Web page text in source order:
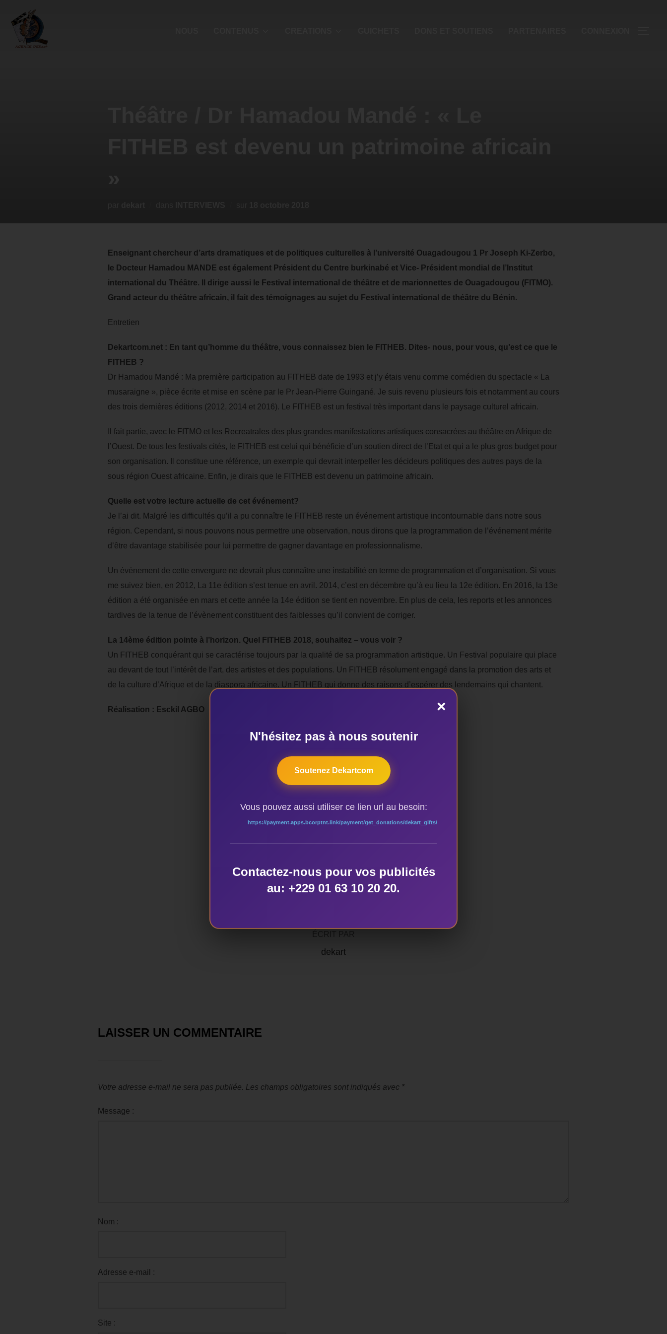
Enseignant chercheur d’arts dramatiques et de politiques culturelles à l’université Ouagadougou 1 Pr Joseph Ki-Zerbo,
le Docteur Hamadou MANDE est également Président du Centre burkinabé et Vice- Président mondial de l’Institut
international du Théâtre. Il dirige aussi le Festival international de théâtre et de marionnettes de Ouagadougou (FITMO).
Grand acteur du théâtre africain, il fait des témoignages au sujet du Festival international de théâtre du Bénin.
Entretien
Dekartcom.net : En tant qu’homme du théâtre, vous connaissez bien le FITHEB. Dites- nous, pour vous, qu’est ce que le
FITHEB ?
Dr Hamadou Mandé : Ma première participation au FITHEB date de 1993 et j’y étais venu comme comédien du spectacle « La
musaraigne », pièce écrite et mise en scène par le Pr Jean-Pierre Guingané. Je suis revenu plusieurs fois et notamment au cours
des trois dernières éditions (2012, 2014 et 2016). Le FITHEB est un festival très important dans le paysage culturel africain.
Il fait partie, avec le FITMO et les Recreatrales des plus grandes manifestations artistiques consacrées au théâtre en Afrique de
l’Ouest. De tous les festivals cités, le FITHEB est celui qui bénéficie d’un soutien direct de l’Etat et qui a le plus gros budget pour
son organisation. Il constitue une référence, un exemple qui devrait interpeller les décideurs politiques des autres pays de la
sous région Ouest africaine. Enfin, je dirais que le FITHEB est devenu un patrimoine africain.
Quelle est votre lecture actuelle de cet événement?
Je l’ai dit. Malgré les difficultés qu’il a pu connaître le FITHEB reste un événement artistique incontournable dans notre sous
région. Cependant, si nous pouvons nous permettre une observation, nous dirons que la programmation de l’événement mérite
d’être davantage stabilisée pour lui permettre de gagner davantage en professionnalisme.
Un événement de cette envergure ne devrait plus connaître une instabilité en terme de programmation et d’organisation. Si vous
me suivez bien, en 2012, La 11e édition s’est tenue en avril. 2014, c’est en décembre qu’à eu lieu la 12e édition. En 2016, la 13e
édition a été organisée en mars et cette année la 14e édition se tient en novembre. En plus de cela, les reports et les annonces
tardives de la tenue de l’évènement constituent des faiblesses qu’il convient de corriger.
La 14ème édition pointe à l’horizon. Quel FITHEB 2018, souhaitez – vous voir ?
Un FITHEB conquérant qui se caractérise toujours par la qualité de sa programmation artistique. Un Festival populaire qui place
au devant de tout l’intérêt de l’art, des artistes et des populations. Un FITHEB résolument engagé dans la promotion des arts et
de la culture d’Afrique et de la diaspora africaine. Un FITHEB qui donne des raisons d’espérer des lendemains qui chantent.
Réalisation : Esckil AGBO
ÉTIQUETTES
africain, Dr Hamadou Mandé, Le FITHEB, théâtre, un patrimoine
AUTEUR DE LA PUBLICATION
dekart
LAISSER UN COMMENTAIRE
Votre adresse e-mail ne sera pas publiée. Les champs obligatoires sont indiqués avec *
Message :
Nom :
Adresse e-mail :
Site :
×
N'hésitez pas à nous soutenir
Soutenez Dekartcom
Vous pouvez aussi utiliser ce lien url au besoin:
https://payment.apps.bcorptnt.link/payment/get_donations/dekart_gifts/
Contactez-nous pour vos publicités
au: +229 01 63 10 20 20.